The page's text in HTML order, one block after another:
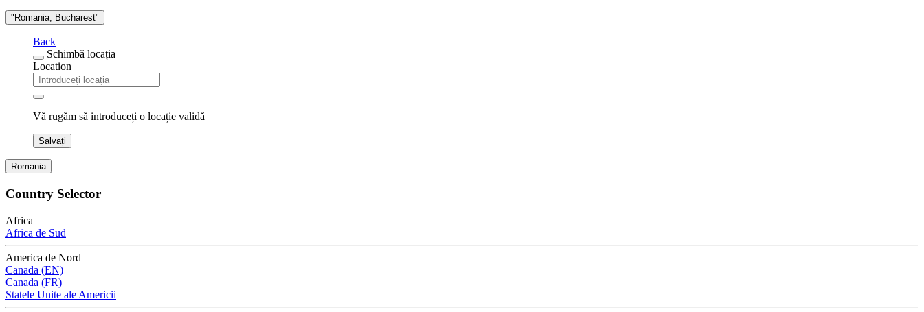
"Romania, Bucharest"
Back
Schimbă locația
Location
Vă rugăm să introduceți o locație validă
Salvați
Romania
Country Selector
Africa
Africa de Sud
America de Nord
Canada (EN)
Canada (FR)
Statele Unite ale Americii